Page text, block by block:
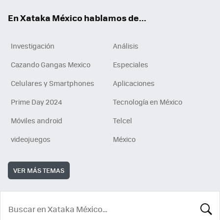
En Xataka México hablamos de...
Investigación
Análisis
Cazando Gangas Mexico
Especiales
Celulares y Smartphones
Aplicaciones
Prime Day 2024
Tecnología en México
Móviles android
Telcel
videojuegos
México
VER MÁS TEMAS